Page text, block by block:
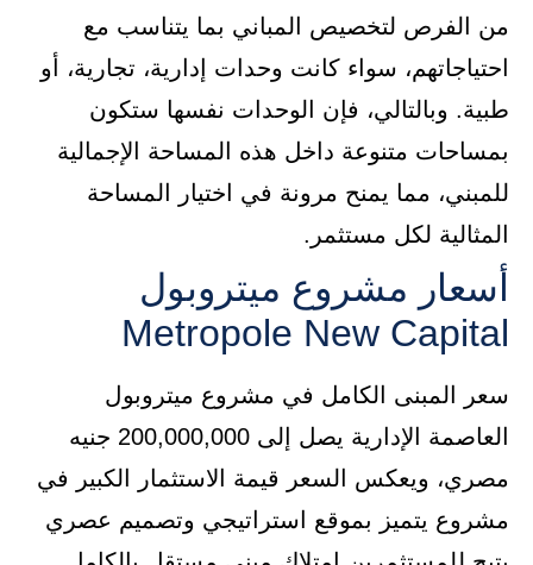
من الفرص لتخصيص المباني بما يتناسب مع
احتياجاتهم، سواء كانت وحدات إدارية، تجارية، أو
طبية. وبالتالي، فإن الوحدات نفسها ستكون
بمساحات متنوعة داخل هذه المساحة الإجمالية
للمبني، مما يمنح مرونة في اختيار المساحة
المثالية لكل مستثمر.
أسعار مشروع ميتروبول
Metropole New Capital
سعر المبنى الكامل في مشروع ميتروبول
العاصمة الإدارية يصل إلى 200,000,000 جنيه
مصري، ويعكس السعر قيمة الاستثمار الكبير في
مشروع يتميز بموقع استراتيجي وتصميم عصري